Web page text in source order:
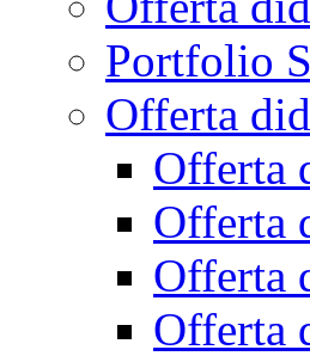
Portfolio
Offerta
Offerta
Offerta
Offerta
Offerta